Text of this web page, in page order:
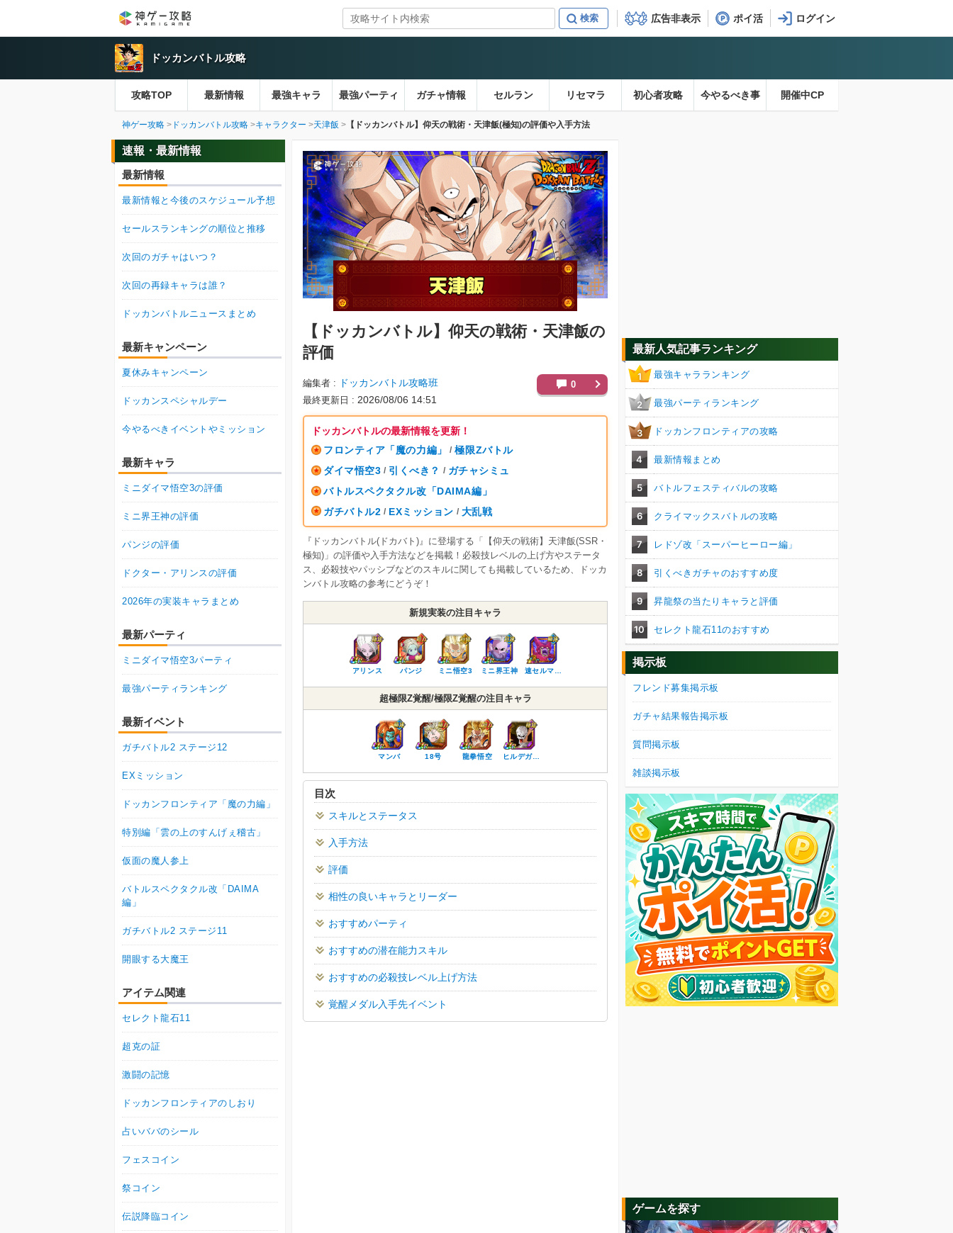
広告非表示 ポイ活
ドッカンバトル攻略
攻略TOP 最新情報 最強キャラ 最強パーティ ガチャ情報 セルラン リセマラ 初心者攻略 今やるべき事 開催中CP
神ゲー攻略 ドッカンバトル攻略 キャラクター 天津飯 【ドッカンバトル】仰天の戦術・天津飯(極知)の評価や入手方法
【ドッカンバトル】 仰天の戦術・天津飯の
評価
編集者 ドッカンバトル攻略班
最終更新日 2026/08/06 14:51
0
ドッカンバトルの最新情報を更新！
フロンティア「魔の力編」
/ 極限Zバトル
ダイマ悟空3 / 引くべき？ / ガチャシミュ
バトルスペクタクル改「DAIMA編」
ガチバトル2 / EXミッション / 大乱戦
『ドッカンバトル(ドカバト)』に登場する「【仰天の戦術】天津飯(SSR・
極知)」の評価や入手方法などを掲載！必殺技レベルの上げ方やステータ
ス、必殺技やパッシブなどのスキルに関しても掲載しているため、ドッカ
ンバトル攻略の参考にどうぞ！
新規実装の注目キャラ
アリンス パンジ ミニ悟空3 ミニ界王神 速セルマ…
超極限Z覚醒/極限Z覚醒の注目キャラ
マンバ 18号 龍拳悟空 ヒルデガ…
目次
スキルとステータス
入手方法
評価
相性の良いキャラとリーダー
おすすめパーティ
おすすめの潜在能力スキル
おすすめの必殺技レベル上げ方法
覚醒メダル入手先イベント
最新人気記事ランキング
1 最強キャラランキング
2 最強パーティランキング
3 ドッカンフロンティアの攻略
4 最新情報まとめ
5 バトルフェスティバルの攻略
6 クライマックスバトルの攻略
7 レドゾ改「スーパーヒーロー編」
8 引くべきガチャのおすすめ度
9 昇龍祭の当たりキャラと評価
10 セレクト龍石11のおすすめ
掲示板
フレンド募集掲示板
ガチャ結果報告掲示板
質問掲示板
雑談掲示板
ゲームを探す
速報・最新情報
最新情報
最新情報と今後のスケジュール予想
セールスランキングの順位と推移
次回のガチャはいつ？
次回の再録キャラは誰？
ドッカンバトルニュースまとめ
最新キャンペーン
夏休みキャンペーン
ドッカンスペシャルデー
今やるべきイベントやミッション
最新キャラ
ミニダイマ悟空3の評価
ミニ界王神の評価
パンジの評価
ドクター・アリンスの評価
2026年の実装キャラまとめ
最新パーティ
ミニダイマ悟空3パーティ
最強パーティランキング
最新イベント
ガチバトル2 ステージ12
EXミッション
ドッカンフロンティア「魔の力編」
特別編「雲の上のすんげぇ稽古」
仮面の魔人参上
バトルスペクタクル改「DAIMA
編」
ガチバトル2 ステージ11
開眼する大魔王
アイテム関連
セレクト龍石11
超克の証
激闘の記憶
ドッカンフロンティアのしおり
占いババのシール
フェスコイン
祭コイン
伝説降臨コイン